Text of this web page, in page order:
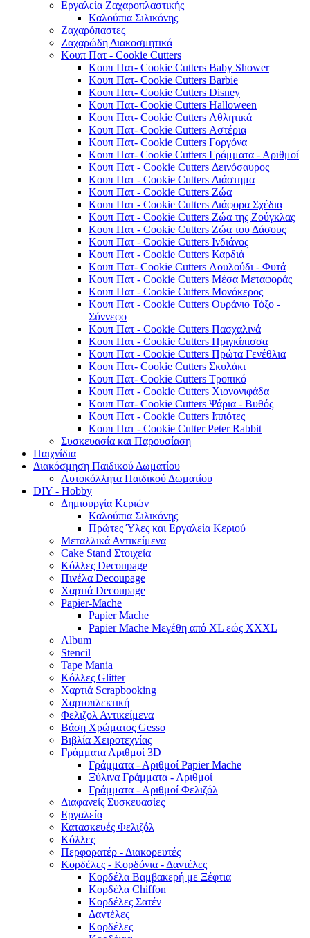
Εργαλεία Ζαχαροπλαστικής
Καλούπια Σιλικόνης
Ζαχαρόπαστες
Ζαχαρώδη Διακοσμητικά
Κουπ Πατ - Cookie Cutters
Κουπ Πατ- Cookie Cutters Baby Shower
Κουπ Πατ- Cookie Cutters Barbie
Κουπ Πατ- Cookie Cutters Disney
Κουπ Πατ- Cookie Cutters Halloween
Κουπ Πατ- Cookie Cutters Αθλητικά
Κουπ Πατ- Cookie Cutters Αστέρια
Κουπ Πατ- Cookie Cutters Γοργόνα
Κουπ Πατ- Cookie Cutters Γράμματα - Αριθμοί
Κουπ Πατ - Cookie Cutters Δεινόσαυρος
Κουπ Πατ - Cookie Cutters Διάστημα
Κουπ Πατ - Cookie Cutters Ζώα
Κουπ Πατ - Cookie Cutters Διάφορα Σχέδια
Κουπ Πατ - Cookie Cutters Ζώα της Ζούγκλας
Κουπ Πατ - Cookie Cutters Ζώα του Δάσους
Κουπ Πατ - Cookie Cutters Ινδιάνος
Κουπ Πατ - Cookie Cutters Καρδιά
Κουπ Πατ- Cookie Cutters Λουλούδι - Φυτά
Κουπ Πατ - Cookie Cutters Μέσα Μεταφοράς
Κουπ Πατ - Cookie Cutters Μονόκερος
Κουπ Πατ - Cookie Cutters Ουράνιο Τόξο -
Σύννεφο
Κουπ Πατ - Cookie Cutters Πασχαλινά
Κουπ Πατ - Cookie Cutters Πριγκίπισσα
Κουπ Πατ - Cookie Cutters Πρώτα Γενέθλια
Κουπ Πατ- Cookie Cutters Σκυλάκι
Κουπ Πατ- Cookie Cutters Τροπικό
Κουπ Πατ - Cookie Cutters Χιονονιφάδα
Κουπ Πατ- Cookie Cutters Ψάρια - Βυθός
Κουπ Πατ - Cookie Cutters Ιππότες
Κουπ Πατ - Cookie Cutter Peter Rabbit
Συσκευασία και Παρουσίαση
Παιχνίδια
Διακόσμηση Παιδικού Δωματίου
Αυτοκόλλητα Παιδικού Δωματίου
DIY - Hobby
Δημιουργία Κεριών
Καλούπια Σιλικόνης
Πρώτες Ύλες και Εργαλεία Κεριού
Μεταλλικά Αντικείμενα
Cake Stand Στοιχεία
Κόλλες Decoupage
Πινέλα Decoupage
Χαρτιά Decoupage
Papier-Mache
Papier Mache
Papier Mache Μεγέθη από XL εώς XXXL
Album
Stencil
Tape Mania
Κόλλες Glitter
Χαρτιά Scrapbooking
Χαρτοπλεκτική
Φελιζολ Αντικείμενα
Βάση Χρώματος Gesso
Βιβλία Χειροτεχνίας
Γράμματα Αριθμοί 3D
Γράμματα - Αριθμοί Papier Mache
Ξύλινα Γράμματα - Αριθμοί
Γράμματα - Αριθμοί Φελιζόλ
Διαφανείς Συσκευασίες
Εργαλεία
Κατασκευές Φελιζόλ
Κόλλες
Περφορατέρ - Διακορευτές
Κορδέλες - Κορδόνια - Δαντέλες
Κορδέλα Βαμβακερή με Ξέφτια
Κορδέλα Chiffon
Κορδέλες Σατέν
Δαντέλες
Κορδέλες